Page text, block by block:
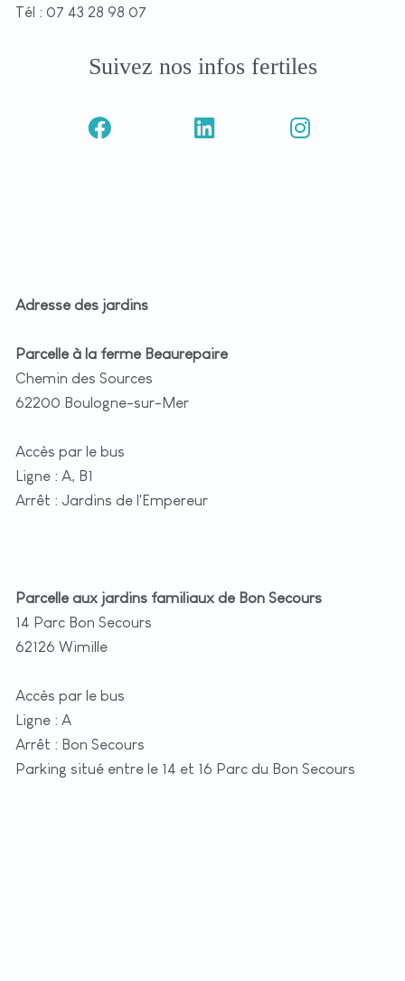
Tél : 07 43 28 98 07
Suivez nos infos fertiles
Adresse des jardins
Parcelle à la ferme Beaurepaire
Chemin des Sources
62200 Boulogne-sur-Mer
Accès par le bus
Ligne : A, B1
Arrêt : Jardins de l'Empereur
Parcelle aux jardins familiaux de Bon Secours
14 Parc Bon Secours
62126 Wimille
Accès par le bus
Ligne : A
Arrêt : Bon Secours
Parking situé entre le 14 et 16 Parc du Bon Secours